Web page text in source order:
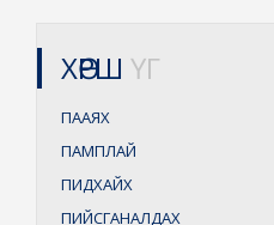
ХӨРШ ҮГ
ПААЯХ
ПАМПЛАЙ
ПИДХАЙХ
ПИЙСГАНАЛДАХ